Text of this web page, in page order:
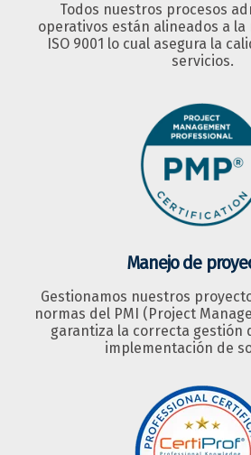
Todos nuestros procesos
operativos están alineados a la
ISO 9001 lo cual asegura la
servicios.
Manejo de
Gestionamos nuestros
normas del PMI (Project
garantiza la correcta gestión
implementación de